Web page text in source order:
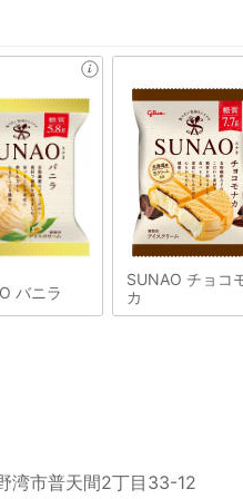
バニラ
SUNAO チョコ
カ
湾市普天間2丁目33-12